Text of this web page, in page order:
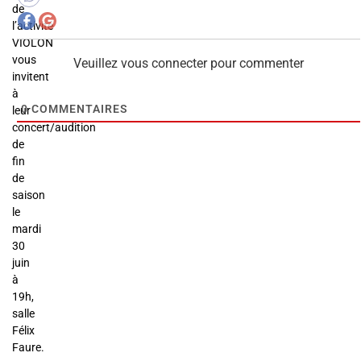
de
l’activité
VIOLON
vous
invitent
à
leur
concert/audition
de
fin
de
saison
le
mardi
30
juin
à
19h,
salle
Félix
Faure.
Veuillez vous connecter pour commenter
0COMMENTAIRES